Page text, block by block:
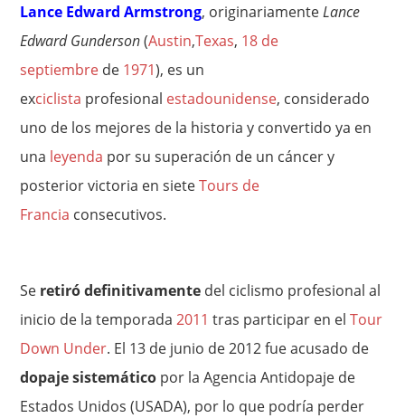
Lance Edward Armstrong, originariamenteLance
Edward Gunderson(Austin,Texas, 18 de
septiembre de 1971), es un
exciclista profesional estadounidense, considerado
uno de los mejores de la historia y convertido ya en
una leyenda por su superación de un cáncer y
posterior victoria en sieteTours de
Francia consecutivos.
Se retiró definitivamente del ciclismo profesional al
inicio de la temporada2011 tras participar en elTour
Down Under. El 13 de junio de 2012 fue acusado de
dopaje sistemático por la Agencia Antidopaje de
Estados Unidos (USADA), por lo que podría perder